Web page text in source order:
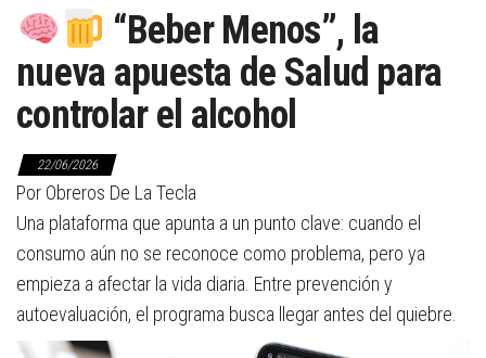
“Beber Menos”, la
nueva apuesta de Salud para
controlar el alcohol
22/06/2026
Por Obreros De La Tecla
Una plataforma que apunta a un punto clave: cuando el
consumo aún no se reconoce como problema, pero ya
empieza a afectar la vida diaria. Entre prevención y
autoevaluación, el programa busca llegar antes del quiebre.